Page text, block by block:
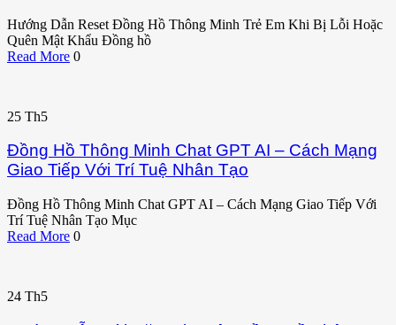
Hướng Dẫn Reset Đồng Hồ Thông Minh Trẻ Em Khi Bị Lỗi Hoặc
Quên Mật Khẩu Đồng hồ
Read More 0
25 Th5
Đồng Hồ Thông Minh Chat GPT AI – Cách Mạng
Giao Tiếp Với Trí Tuệ Nhân Tạo
Đồng Hồ Thông Minh Chat GPT AI – Cách Mạng Giao Tiếp Với
Trí Tuệ Nhân Tạo Mục
Read More 0
24 Th5